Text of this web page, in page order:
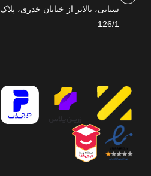
سنایی، بالاتر از خیابان خدری، پلاک
126/1